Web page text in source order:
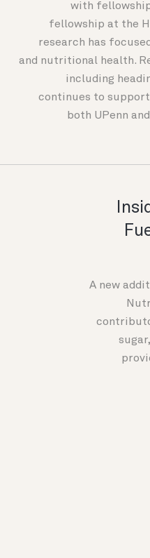
with
fellowship at the
research has
and nutritional health.
including
continues to
both UPenn
A new